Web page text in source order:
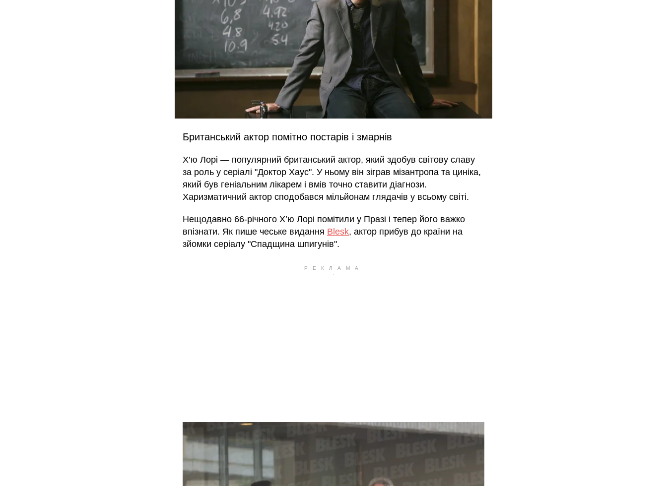
Британський актор помітно постарів і змарнів
Х’ю Лорі — популярний британський актор, який здобув світову славу
за роль у серіалі "Доктор Хаус". У ньому він зіграв мізантропа та циніка,
який був геніальним лікарем і вмів точно ставити діагнози.
Харизматичний актор сподобався мільйонам глядачів у всьому світі.
Нещодавно 66-річного Х’ю Лорі помітили у Празі і тепер його важко
впізнати. Як пише чеське видання Blesk, актор прибув до країни на
зйомки серіалу "Спадщина шпигунів".